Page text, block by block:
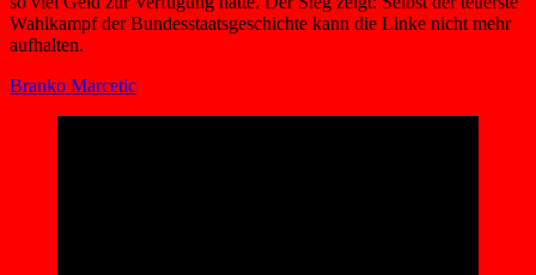
Wahlkampf der Bundesstaatsgeschichte kann die Linke nicht mehr
aufhalten.
Branko Marcetic